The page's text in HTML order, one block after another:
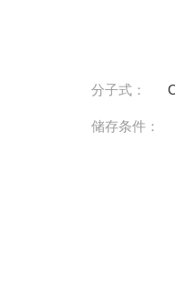
分子式：
储存条件：